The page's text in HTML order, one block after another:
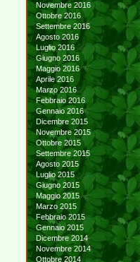
Novembre 2016
Ottobre 2016
Settembre 2016
Agosto 2016
Luglio 2016
Giugno 2016
Maggio 2016
Aprile 2016
Marzo 2016
Febbraio 2016
Gennaio 2016
Dicembre 2015
Novembre 2015
Ottobre 2015
Settembre 2015
Agosto 2015
Luglio 2015
Giugno 2015
Maggio 2015
Marzo 2015
Febbraio 2015
Gennaio 2015
Dicembre 2014
Novembre 2014
Ottobre 2014